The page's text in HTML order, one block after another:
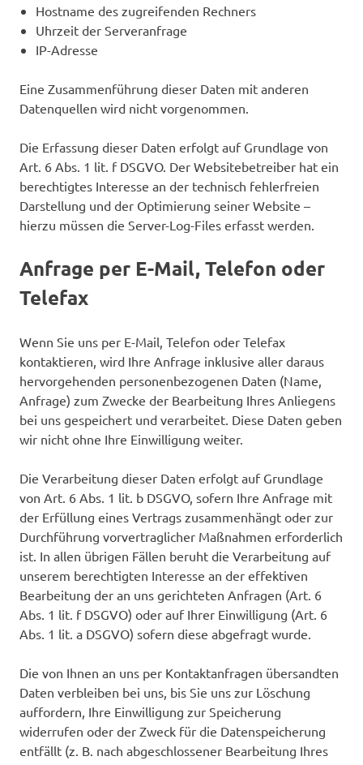
Hostname des zugreifenden Rechners
Uhrzeit der Serveranfrage
IP-Adresse
Eine Zusammenführung dieser Daten mit anderen
Datenquellen wird nicht vorgenommen.
Die Erfassung dieser Daten erfolgt auf Grundlage von
Art. 6 Abs. 1 lit. f DSGVO. Der Websitebetreiber hat ein
berechtigtes Interesse an der technisch fehlerfreien
Darstellung und der Optimierung seiner Website –
hierzu müssen die Server-Log-Files erfasst werden.
Anfrage per E-Mail, Telefon oder
Telefax
Wenn Sie uns per E-Mail, Telefon oder Telefax
kontaktieren, wird Ihre Anfrage inklusive aller daraus
hervorgehenden personenbezogenen Daten (Name,
Anfrage) zum Zwecke der Bearbeitung Ihres Anliegens
bei uns gespeichert und verarbeitet. Diese Daten geben
wir nicht ohne Ihre Einwilligung weiter.
Die Verarbeitung dieser Daten erfolgt auf Grundlage
von Art. 6 Abs. 1 lit. b DSGVO, sofern Ihre Anfrage mit
der Erfüllung eines Vertrags zusammenhängt oder zur
Durchführung vorvertraglicher Maßnahmen erforderlich
ist. In allen übrigen Fällen beruht die Verarbeitung auf
unserem berechtigten Interesse an der effektiven
Bearbeitung der an uns gerichteten Anfragen (Art. 6
Abs. 1 lit. f DSGVO) oder auf Ihrer Einwilligung (Art. 6
Abs. 1 lit. a DSGVO) sofern diese abgefragt wurde.
Die von Ihnen an uns per Kontaktanfragen übersandten
Daten verbleiben bei uns, bis Sie uns zur Löschung
auffordern, Ihre Einwilligung zur Speicherung
widerrufen oder der Zweck für die Datenspeicherung
entfällt (z. B. nach abgeschlossener Bearbeitung Ihres